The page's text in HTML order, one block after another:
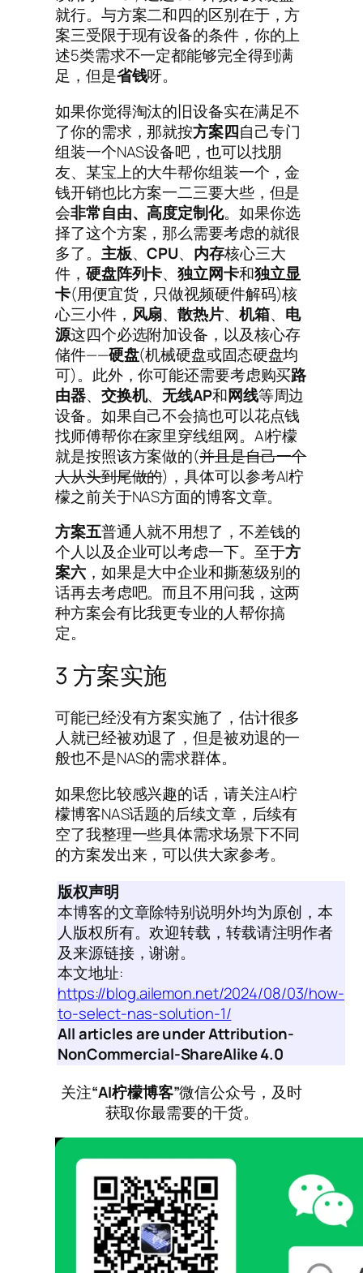
就行。与方案二和四的区别在于，方
案三受限于现有设备的条件，你的上
述5类需求不一定都能够完全得到满
足，但是省钱呀。
如果你觉得淘汰的旧设备实在满足不
了你的需求，那就按方案四自己专门
组装一个NAS设备吧，也可以找朋
友、某宝上的大牛帮你组装一个，金
钱开销也比方案一二三要大些，但是
会非常自由、高度定制化。如果你选
择了这个方案，那么需要考虑的就很
多了。 主板、CPU、 内存核心三大
件， 硬盘阵列卡、独立网卡和独立显
卡(用便宜货，只做视频硬件解码)核
心三小件， 风扇、散热片、 机箱、 电
源这四个必选附加设备，以及核心存
储件——硬盘(机械硬盘或固态硬盘均
可)。此外，你可能还需要考虑购买路
由器、 交换机、 无线AP和网线等周边
设备。如果自己不会搞也可以花点钱
找师傅帮你在家里穿线组网。AI柠檬
就是按照该方案做的(并且是自己一个
人从头到尾做的)，具体可以参考AI柠
檬之前关于NAS方面的博客文章。
方案五普通人就不用想了，不差钱的
个人以及企业可以考虑一下。至于方
案六，如果是大中企业和撕葱级别的
话再去考虑吧。而且不用问我，这两
种方案会有比我更专业的人帮你搞
定。
3 方案实施
可能已经没有方案实施了，估计很多
人就已经被劝退了，但是被劝退的一
般也不是NAS的需求群体。
如果您比较感兴趣的话，请关注AI柠
檬博客NAS话题的后续文章，后续有
空了我整理一些具体需求场景下不同
的方案发出来，可以供大家参考。
版权声明
本博客的文章除特别说明外均为原创，本
人版权所有。欢迎转载，转载请注明作者
及来源链接，谢谢。
本文地址:
https://blog.ailemon.net/2024/08/03/how-
to-select-nas-solution-1/
All articles are under Attribution-
NonCommercial-ShareAlike 4.0
关注“AI柠檬博客”微信公众号，及时
获取你最需要的干货。